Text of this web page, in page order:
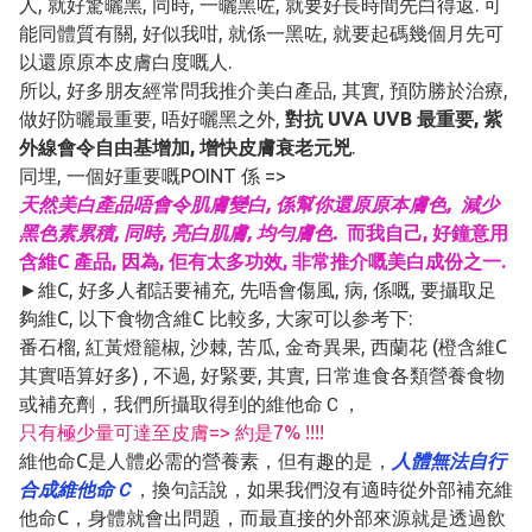
人, 就好驚曬黑, 同時, 一曬黑咗, 就要好長時間先白得返. 可
能同體質有關, 好似我咁, 就係一黑咗, 就要起碼幾個月先可
以還原原本皮膚白度嘅人.
所以, 好多朋友經常問我推介美白產品, 其實, 預防勝於治療,
做好防曬最重要, 唔好曬黑之外, 對抗 UVA UVB 最重要, 紫
外線會令自由基增加, 增快皮膚衰老元兇.
同埋, 一個好重要嘅POINT 係 =>
天然美白產品唔會令肌膚變白, 係幫你還原原本膚色, 減少
黑色素累積, 同時, 亮白肌膚, 均勻膚色. 而我自己, 好鐘意用
含維C 產品, 因為, 佢有太多功效, 非常推介嘅美白成份之一.
►維C, 好多人都話要補充, 先唔會傷風, 病, 係嘅, 要攝取足
夠維C, 以下食物含維C 比較多, 大家可以参考下:
番石榴, 紅黃燈籠椒, 沙棘, 苦瓜, 金奇異果, 西蘭花 (橙含維C
其實唔算好多) , 不過, 好緊要, 其實, 日常進食各類營養食物
或補充劑，我們所攝取得到的維他命Ｃ，
只有極少量可達至皮膚=> 約是7% !!!!
維他命C是人體必需的營養素，但有趣的是， 人體無法自行
合成維他命Ｃ ，換句話說，如果我們沒有適時從外部補充維
他命C，身體就會出問題，而最直接的外部來源就是透過飲